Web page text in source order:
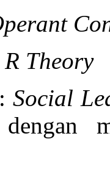
R Theory
: Social